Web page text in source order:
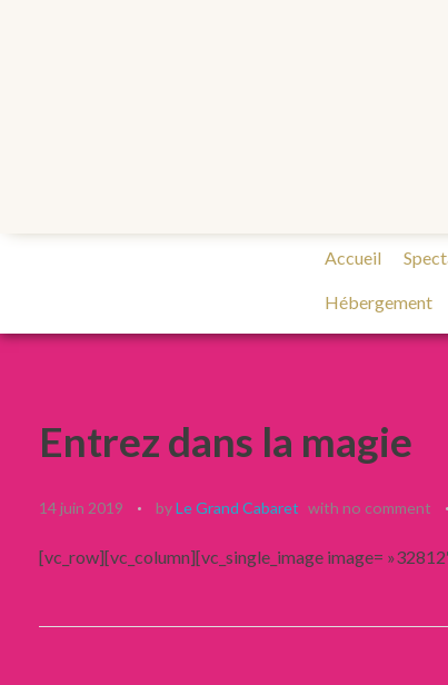
Accueil
Hébergement
Entrez dans la magie
14 juin 2019 byLe Grand Cabaret with no comment
[vc_row][vc_column][vc_single_image image=